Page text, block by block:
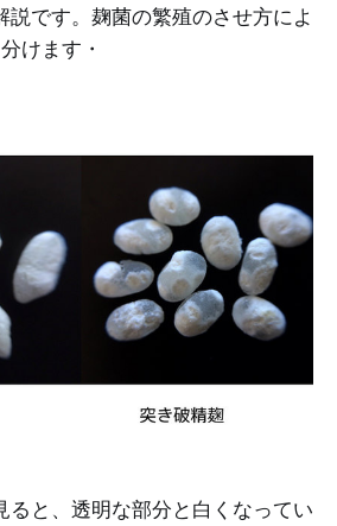
説です。麹菌の繁殖のさせ方によ
けます・
ると、透明な部分と白くなってい